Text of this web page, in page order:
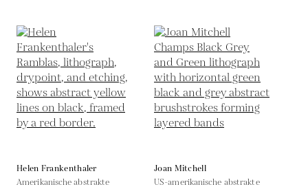
Helen Frankenthaler
Amerikanische abstrakte
Joan Mitchell
US-amerikanische abstrakte